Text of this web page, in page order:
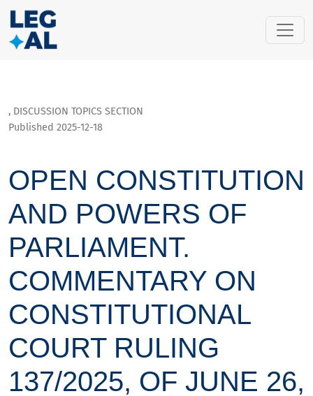
Open constitution and powers of Parliament. Commentary
, DISCUSSION TOPICS SECTION
OPEN CONSTITUTION
AND POWERS OF
PARLIAMENT.
COMMENTARY ON
CONSTITUTIONAL
COURT RULING
137/2025, OF JUNE 26,
Published 2025-12-18